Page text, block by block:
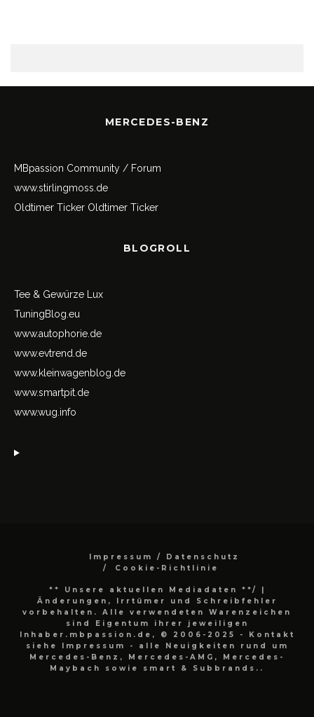
MERCEDES-BENZ
MBpassion Community / Forum
www.stirlingmoss.de
Oldtimer Ticker Oldtimer Ticker
BLOGROLL
Tee & Gewürze Lux
TuningBlog.eu
www.autophorie.de
www.evtrend.de
www.kleinwagenblog.de
www.smartpit.de
www.wug.info
Impressum / Datenschutz
Cookie-Richtlinie
** Unsere aktuellen Mediadaten **/
|
Änderungen, Irrtümer und Schreibfehler
vorbehalten. Alle verwendeten Warenzeichen
sind Eigentum ihrer jeweiligen
Inhaber.mbpassion.de, © 2006-2025 - Kontakt
siehe Impressum - alle Neuigkeiten rund um
Mercedes-Benz, Mercedes-AMG, Mercedes-
Maybach sowie smart & Subbrands..